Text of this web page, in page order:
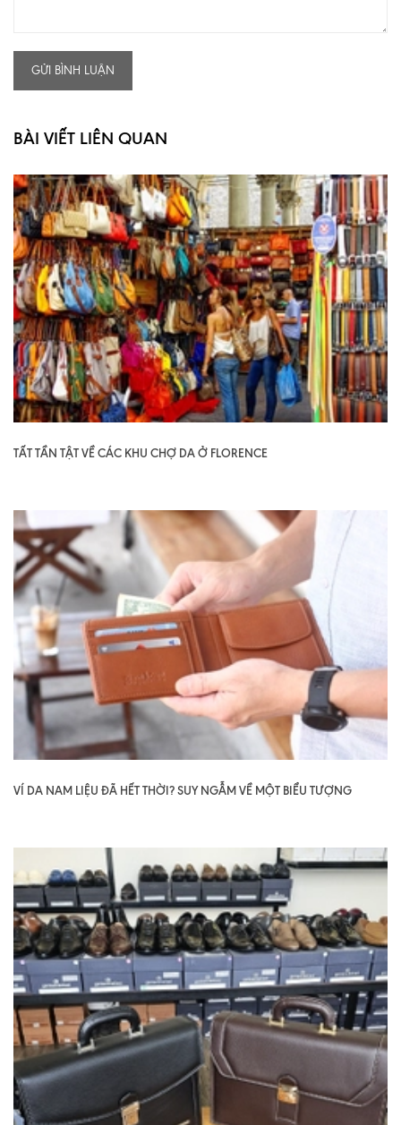
GỬI BÌNH LUẬN
BÀI VIẾT LIÊN QUAN
TẤT TẦN TẬT VỀ CÁC KHU CHỢ DA Ở FLORENCE
VÍ DA NAM LIỆU ĐÃ HẾT THỜI? SUY NGẪM VỀ MỘT BIỂU TƯỢNG